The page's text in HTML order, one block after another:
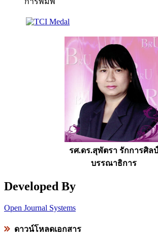
รศ.ดร.สุพัตรา รักการศิลป์
บรรณาธิการ
Developed By
Open Journal Systems
ดาวน์โหลดเอกสาร